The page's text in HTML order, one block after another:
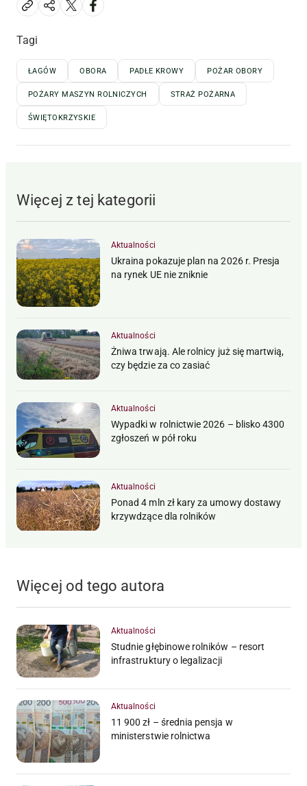
Tagi
ŁAGÓW OBORA PADŁE KROWY POŻAR OBORY
POŻARY MASZYN ROLNICZYCH STRAŻ POŻARNA
ŚWIĘTOKRZYSKIE
Więcej z tej kategorii
Aktualności
Ukraina pokazuje plan na 2026 r. Presja
na rynek UE nie zniknie
Aktualności
Żniwa trwają. Ale rolnicy już się martwią,
czy będzie za co zasiać
Aktualności
Wypadki w rolnictwie 2026 – blisko 4300
zgłoszeń w pół roku
Aktualności
Ponad 4 mln zł kary za umowy dostawy
krzywdzące dla rolników
Więcej od tego autora
Aktualności
Studnie głębinowe rolników – resort
infrastruktury o legalizacji
Aktualności
11 900 zł – średnia pensja w
ministerstwie rolnictwa